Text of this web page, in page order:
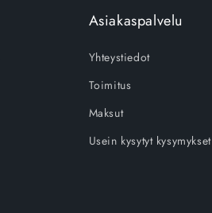
Asiakaspalvelu
Yhteystiedot
Toimitus
Maksut
Usein kysytyt kysymykset